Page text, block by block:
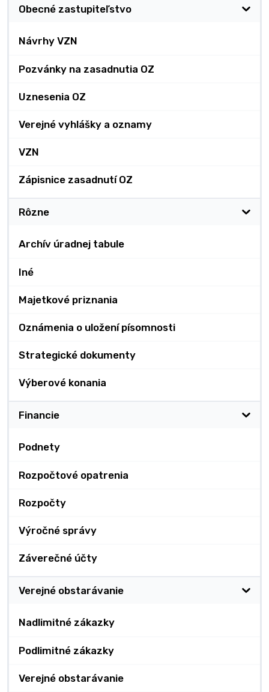
Obecné zastupiteľstvo
Návrhy VZN
Pozvánky na zasadnutia OZ
Uznesenia OZ
Verejné vyhlášky a oznamy
VZN
Zápisnice zasadnutí OZ
Rôzne
Archív úradnej tabule
Iné
Majetkové priznania
Oznámenia o uložení písomnosti
Strategické dokumenty
Výberové konania
Financie
Podnety
Rozpočtové opatrenia
Rozpočty
Výročné správy
Záverečné účty
Verejné obstarávanie
Nadlimitné zákazky
Podlimitné zákazky
Verejné obstarávanie